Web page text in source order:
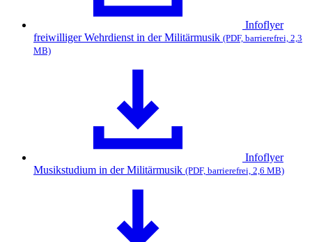
Infoflyer
freiwilliger Wehrdienst in der Militärmusik (PDF, barrierefrei, 2,3
MB)
Infoflyer
Musikstudium in der Militärmusik (PDF, barrierefrei, 2,6 MB)